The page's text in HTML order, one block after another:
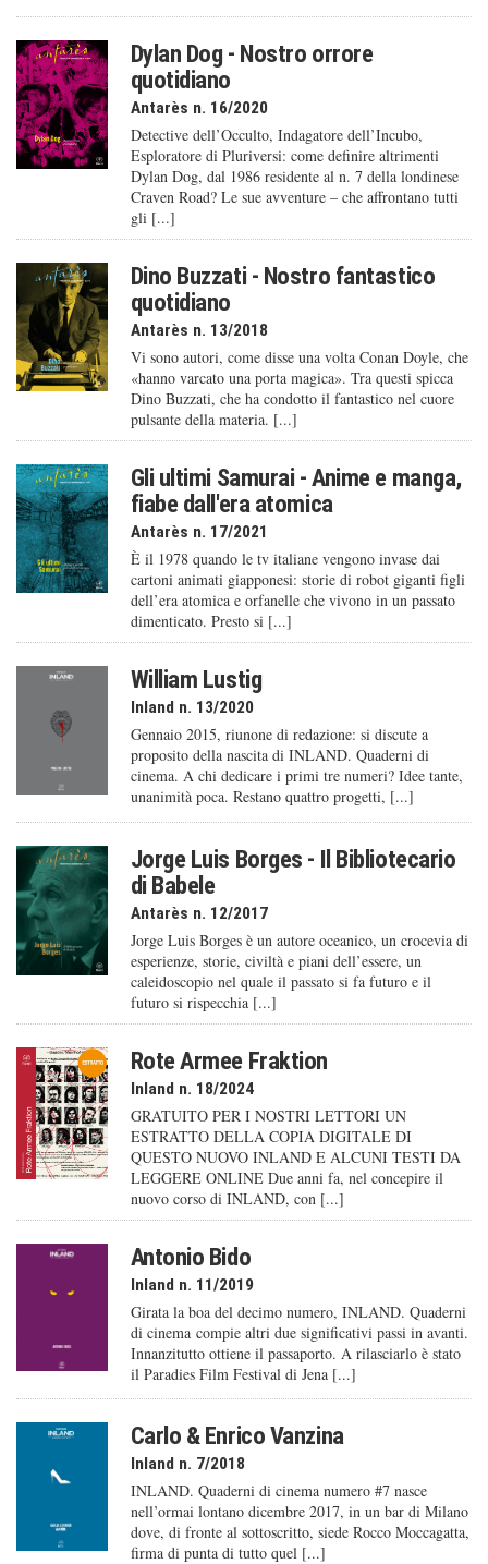
Dylan Dog - Nostro orrore
quotidiano
Antarès n. 16/2020
Detective dell’Occulto, Indagatore dell’Incubo,
Esploratore di Pluriversi: come definire altrimenti
Dylan Dog, dal 1986 residente al n. 7 della londinese
Craven Road? Le sue avventure – che affrontano tutti
gli [...]
Dino Buzzati - Nostro fantastico
quotidiano
Antarès n. 13/2018
Vi sono autori, come disse una volta Conan Doyle, che
«hanno varcato una porta magica». Tra questi spicca
Dino Buzzati, che ha condotto il fantastico nel cuore
pulsante della materia. [...]
Gli ultimi Samurai - Anime e manga,
fiabe dall'era atomica
Antarès n. 17/2021
È il 1978 quando le tv italiane vengono invase dai
cartoni animati giapponesi: storie di robot giganti figli
dell’era atomica e orfanelle che vivono in un passato
dimenticato. Presto si [...]
William Lustig
Inland n. 13/2020
Gennaio 2015, riunone di redazione: si discute a
proposito della nascita di INLAND. Quaderni di
cinema. A chi dedicare i primi tre numeri? Idee tante,
unanimità poca. Restano quattro progetti, [...]
Jorge Luis Borges - Il Bibliotecario
di Babele
Antarès n. 12/2017
Jorge Luis Borges è un autore oceanico, un crocevia di
esperienze, storie, civiltà e piani dell’essere, un
caleido­scopio nel quale il passato si fa futuro e il
futuro si rispecchia [...]
Rote Armee Fraktion
Inland n. 18/2024
GRATUITO PER I NOSTRI LETTORI UN
ESTRATTO DELLA COPIA DIGITALE DI
QUESTO NUOVO INLAND E ALCUNI TESTI DA
LEGGERE ONLINE Due anni fa, nel concepire il
nuovo corso di INLAND, con [...]
Antonio Bido
Inland n. 11/2019
Girata la boa del decimo numero, INLAND. Quaderni
di cinema compie altri due significativi passi in avanti.
Innanzitutto ottiene il passaporto. A rilasciarlo è stato
il Paradies Film Festival di Jena [...]
Carlo & Enrico Vanzina
Inland n. 7/2018
INLAND. Quaderni di cinema numero #7 nasce
nell’ormai lontano dicembre 2017, in un bar di Milano
dove, di fronte al sottoscritto, siede Rocco Moccagatta,
firma di punta di tutto quel [...]